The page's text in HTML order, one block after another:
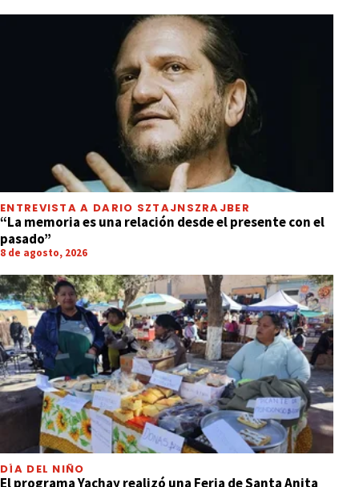
ENTREVISTA A DARIO SZTAJNSZRAJBER
“La memoria es una relación desde el presente con el
pasado”
8 de agosto, 2026
DÍA DEL NIÑO
El programa Yachay realizó una Feria de Santa Anita